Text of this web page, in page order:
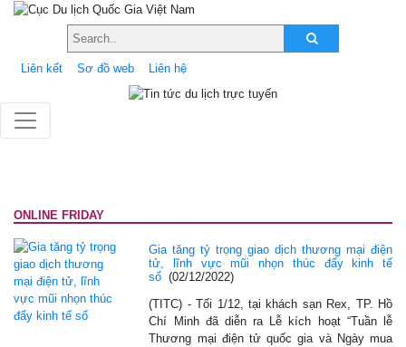
Liên kết Sơ đồ web Liên hệ
ONLINE FRIDAY
Gia tăng tỷ trọng giao dịch thương mại điện
tử, lĩnh vực mũi nhọn thúc đẩy kinh tế
số (02/12/2022)
(TITC) - Tối 1/12, tại khách sạn Rex, TP. Hồ
Chí Minh đã diễn ra Lễ kích hoạt “Tuần lễ
Thương mại điện tử quốc gia và Ngày mua